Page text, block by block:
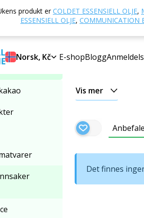
produkt erCOLDET ESSENSIELL OLJE,
ESSENSIELL OLJE, COMMUNICATION
Norsk, Kč E-shopBlogg
og grønnsaker
Frukt og
Pulver fra frukt
Vis mer
Det finnes